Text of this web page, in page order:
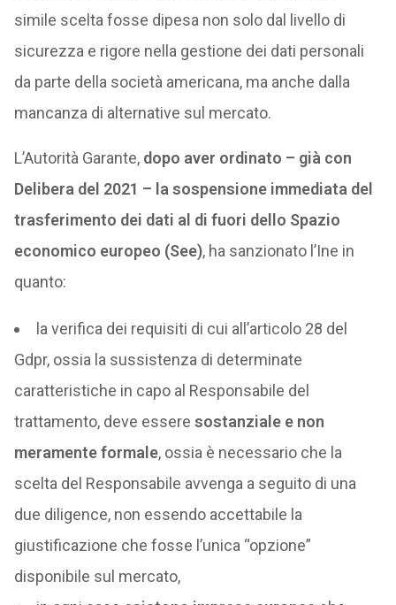
simile scelta fosse dipesa non solo dal livello di
sicurezza e rigore nella gestione dei dati personali
da parte della società americana, ma anche dalla
mancanza di alternative sul mercato.
L’Autorità Garante, dopo aver ordinato – già con
Delibera del 2021 – la sospensione immediata del
trasferimento dei dati al di fuori dello Spazio
economico europeo (See), ha sanzionato l’Ine in
quanto:
la verifica dei requisiti di cui all’articolo 28 del
Gdpr, ossia la sussistenza di determinate
caratteristiche in capo al Responsabile del
trattamento, deve essere sostanziale e non
meramente formale, ossia è necessario che la
scelta del Responsabile avvenga a seguito di una
due diligence, non essendo accettabile la
giustificazione che fosse l’unica “opzione”
disponibile sul mercato,